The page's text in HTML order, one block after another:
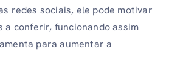
redes sociais, ele pode motivar
a conferir, funcionando assim
para aumentar a